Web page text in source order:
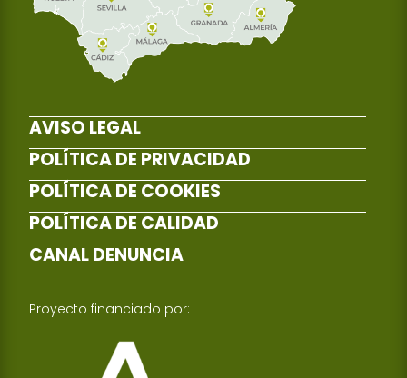
AVISO LEGAL
POLÍTICA DE PRIVACIDAD
POLÍTICA DE COOKIES
POLÍTICA DE CALIDAD
CANAL DENUNCIA
Proyecto financiado por: